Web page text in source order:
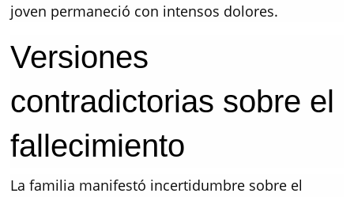
joven permaneció con intensos dolores.
Versiones
contradictorias sobre el
fallecimiento
La familia manifestó incertidumbre sobre el